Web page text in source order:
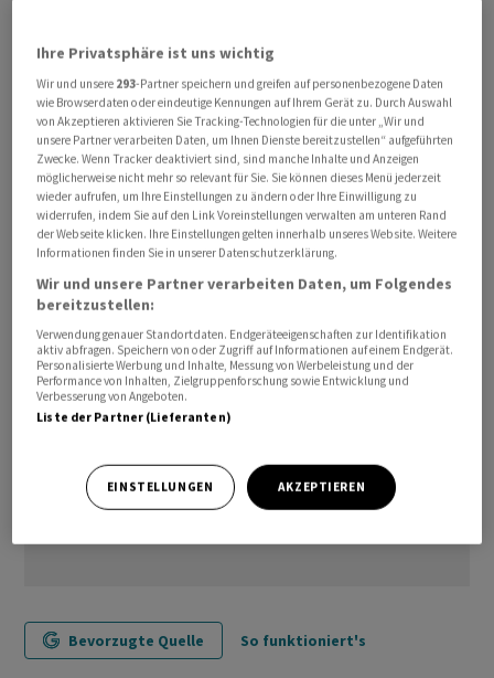
Fertigung um revidiert 0,2 Prozent gestiegen, nachdem
zuvor nur ein Plus um 0,4 Prozent ermittelt worden war.
Die Kapazitätsauslastung der Industrieunternehmen
stieg im Januar um 0,5 Prozentpunkte auf 76,2 Prozent.
Volkswirte hatten mit 76,5 Prozent gerechnet./jsl/la/he
(AWP)
Bevorzugte Quelle So funktioniert's
Ihre Privatsphäre ist uns wichtig
Wir und unsere 293-Partner speichern und greifen auf personenbezogene Daten
wie Browserdaten oder eindeutige Kennungen auf Ihrem Gerät zu. Durch Auswahl
von Akzeptieren aktivieren Sie Tracking-Technologien für die unter „Wir und
unsere Partner verarbeiten Daten, um Ihnen Dienste bereitzustellen“ aufgeführten
Zwecke. Wenn Tracker deaktiviert sind, sind manche Inhalte und Anzeigen
möglicherweise nicht mehr so relevant für Sie. Sie können dieses Menü jederzeit
wieder aufrufen, um Ihre Einstellungen zu ändern oder Ihre Einwilligung zu
widerrufen, indem Sie auf den Link Voreinstellungen verwalten am unteren Rand
der Webseite klicken. Ihre Einstellungen gelten innerhalb unseres Website. Weitere
Informationen finden Sie in unserer Datenschutzerklärung.
Wir und unsere Partner verarbeiten Daten, um Folgendes
bereitzustellen:
Verwendung genauer Standortdaten. Endgeräteeigenschaften zur Identifikation
aktiv abfragen. Speichern von oder Zugriff auf Informationen auf einem Endgerät.
Personalisierte Werbung und Inhalte, Messung von Werbeleistung und der
Performance von Inhalten, Zielgruppenforschung sowie Entwicklung und
Verbesserung von Angeboten.
Liste der Partner (Lieferanten)
EINSTELLUNGEN AKZEPTIEREN